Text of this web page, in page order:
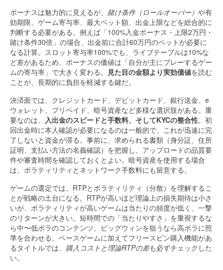
ボーナスは魅力的に見えるが、 賭け条件（ロールオーバー） や有
効期限、ゲーム寄与率、最大ベット額、出金上限などを総合的に
判断する必要がある。例えば「100%入金ボーナス・上限2万円・
賭け条件30倍」の場合、出金前に合計60万円のベットが必要に
なる計算。スロット寄与率100%でも、ライブテーブルは10%な
ど差があるため、ボーナスの価値は「自分が主にプレーするゲー
ムの寄与率」で大きく変わる。 見た目の金額より実効価値を読む
ことが、長期的に負担を軽減する鍵だ。
決済面では、クレジットカード、デビットカード、銀行送金、e
ウォレット、プリペイド、暗号資産など多様な選択肢がある。重
要なのは、 入出金のスピードと手数料、そしてKYCの整合性。初
回出金時に本人確認が必要になるのは一般的で、これが迅速に完
了しないと資金が滞る。事前に、求められる書類（身分証、住所
証明、支払い方法の名義確認）を把握し、アップロードの品質要
件や審査時間を確認しておくとよい。暗号資産を使用する場合
は、ボラティリティとネットワーク手数料にも留意する。
ゲームの選定では、RTPとボラティリティ（分散）を理解するこ
とが戦略の土台になる。RTPが高いほど理論上の損失期待は小さ
いが、ボラティリティが高いゲームは当たりの頻度が低く、一撃
のリターンが大きい。短時間での「当たりやすさ」を重視するな
ら中〜低ボラのコンテンツ、ビッグウィンを狙うなら高ボラに照
準を合わせる。ベースゲームに加えてフリースピン購入機能があ
るタイトルでは、 購入コストと理論RTPの差も必ずチェックした
い。